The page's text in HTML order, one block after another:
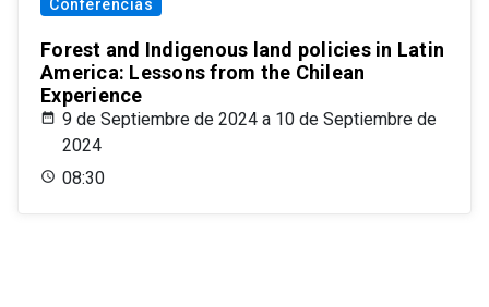
Conferencias
Forest and Indigenous land policies in Latin
America: Lessons from the Chilean
Experience
9 de Septiembre de 2024 a 10 de Septiembre de
2024
08:30